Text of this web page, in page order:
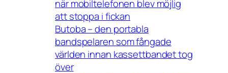
när mobiltelefonen blev möjlig
att stoppa i fickan
Butoba – den portabla
bandspelaren som fångade
världen innan kassettbandet tog
över